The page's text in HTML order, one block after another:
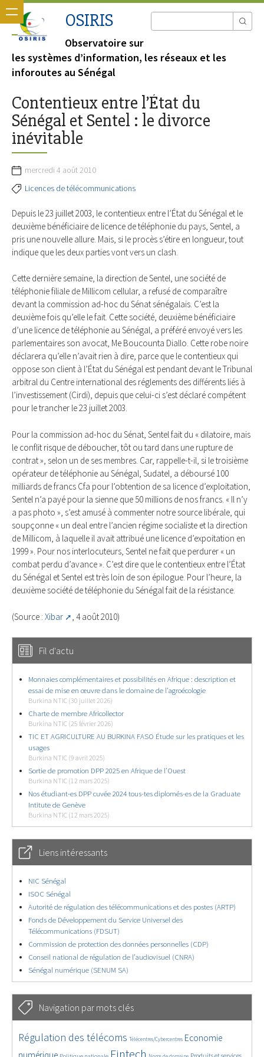
OSIRIS
Observatoire sur
les systèmes d’information, les réseaux et les
inforoutes au Sénégal
Contentieux entre l’État du
Sénégal et Sentel : le divorce
inévitable
mercredi 4 août 2010
Licences de télécommunications
Depuis le 23 juillet 2003, le contentieux entre l’État du Sénégal et le
deuxième bénéficiaire de licence de téléphonie du pays, Sentel, a
pris une nouvelle allure. Mais, si le procès s’étire en longueur, tout
indique que les deux parties vont vers un clash.
Cette dernière semaine, la direction de Sentel, une société de
téléphonie filiale de Millicom cellular, a refusé de comparaître
devant la commission ad-hoc du Sénat sénégalais. C’est la
deuxième fois qu’elle le fait. Cette société, deuxième bénéficiaire
d’une licence de téléphonie au Sénégal, a préféré envoyé vers les
parlementaires son avocat, Me Boucounta Diallo. Cette robe noire
déclarera qu’elle n’avait rien à dire, parce que le contentieux qui
oppose son client à l’État du Sénégal est pendant devant le Tribunal
arbitral du Centre international des réglements des différents liés à
l’investissement (Cirdi), depuis que celui-ci s’est déclaré compétent
pour le trancher le 23 juillet 2003.
Pour la commission ad-hoc du Sénat, Sentel fait du « dilatoire, mais
le conflit risque de déboucher, tôt ou tard dans une rupture de
contrat », selon un de ses membres. Car, rappelle-t-il, si le troisième
opérateur de téléphonie au Sénégal, Sudatel, a déboursé 100
milliards de francs Cfa pour l’obtention de sa licence d’exploitation,
Sentel n’a payé pour la sienne que 50 millions de nos francs. « Il n’y
a pas photo », s’est amusé à commenter notre source libérale, qui
soupçonne « un deal entre l’ancien régime socialiste et la direction
de Millicom, à laquelle il avait attribué une licence d’expoitation en
1999 ». Pour nos interlocuteurs, Sentel ne fait que perdurer « un
combat perdu d’avance ». C’est dire que le contentieux entre l’État
du Sénégal et Sentel est très loin de son épilogue. Pour l’heure, la
deuxième société de téléphonie du Sénégal fait de la résistance.
(Source : Xibar , 4 août 2010)
Fil d'actu
Monnaies complémentaires et possibilités en Afrique : description et
essai de mise en œuvre dans le domaine de l’agroécologie
Burkina NTIC (30 juillet 2026)
Charte de membre Africollector
Burkina NTIC (25 février 2026)
TIC ET AGRICULTURE AU BURKINA FASO Étude sur les pratiques et les
usages
Burkina NTIC (9 avril 2025)
Sortie de promotion DPP 2025 en Afrique de l’Ouest
Burkina NTIC (12 mars 2025)
Nos étudiant-es DPP cuvée 2024 tous-tes diplomés-es de la Graduate
Intitute de Genève
Burkina NTIC (12 mars 2025)
Liens intéressants
NIC Sénégal
ISOC Sénégal
Autorité de régulation des télécommunications et des postes (ARTP)
Fonds de Développement du Service Universel des
Télécommunications (FDSUT)
Commission de protection des données personnelles (CDP)
Conseil national de régulation de l’audiovisuel (CNRA)
Sénégal numérique (SENUM SA)
Navigation par mots clés
4577/5478
Régulation des télécoms
347/5478 Télécentres/Cybercentres
3661/5478
Economie
1835/5478
5126/5478
662/5478
2351/5478
1513/5478